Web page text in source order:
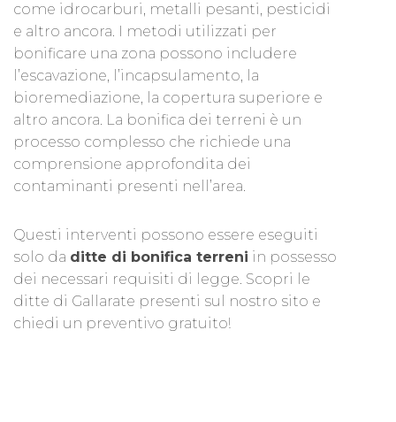
come idrocarburi, metalli pesanti, pesticidi
e altro ancora. I metodi utilizzati per
bonificare una zona possono includere
l’escavazione, l’incapsulamento, la
bioremediazione, la copertura superiore e
altro ancora. La bonifica dei terreni è un
processo complesso che richiede una
comprensione approfondita dei
contaminanti presenti nell’area.
Questi interventi possono essere eseguiti
solo da ditte di bonifica terreni in possesso
dei necessari requisiti di legge. Scopri le
ditte di Gallarate presenti sul nostro sito e
chiedi un preventivo gratuito!